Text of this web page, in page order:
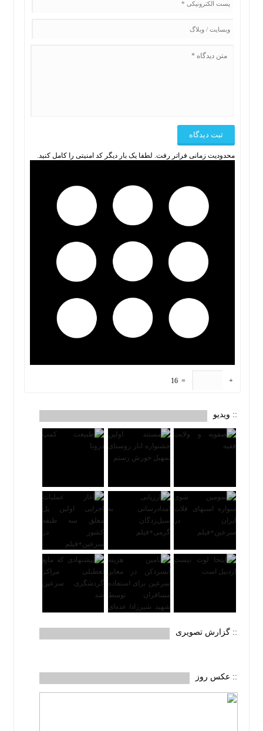
محدودیت زمانی فراتر رفت. لطفا یک بار دیگر کد امنیتی را کامل کنید.
+
=
16
:: ویدیو
:: گزارش تصویری
:: عکس روز